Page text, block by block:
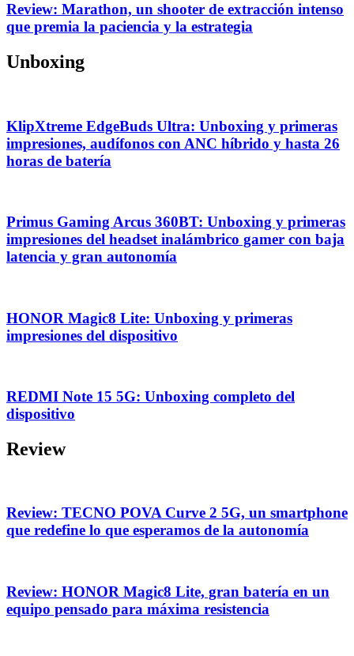
Review: Marathon, un shooter de extracción intenso
que premia la paciencia y la estrategia
Unboxing
KlipXtreme EdgeBuds Ultra: Unboxing y primeras
impresiones, audífonos con ANC híbrido y hasta 26
horas de batería
Primus Gaming Arcus 360BT: Unboxing y primeras
impresiones del headset inalámbrico gamer con baja
latencia y gran autonomía
HONOR Magic8 Lite: Unboxing y primeras
impresiones del dispositivo
REDMI Note 15 5G: Unboxing completo del
dispositivo
Review
Review: TECNO POVA Curve 2 5G, un smartphone
que redefine lo que esperamos de la autonomía
Review: HONOR Magic8 Lite, gran batería en un
equipo pensado para máxima resistencia